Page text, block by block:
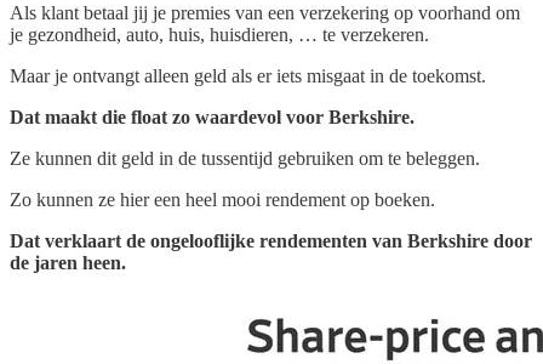
Als klant betaal jij je premies van een verzekering op voorhand om
je gezondheid, auto, huis, huisdieren, … te verzekeren.
Maar je ontvangt alleen geld als er iets misgaat in de toekomst.
Dat maakt die float zo waardevol voor Berkshire.
Ze kunnen dit geld in de tussentijd gebruiken om te beleggen.
Zo kunnen ze hier een heel mooi rendement op boeken.
Dat verklaart de ongelooflijke rendementen van Berkshire door
de jaren heen.